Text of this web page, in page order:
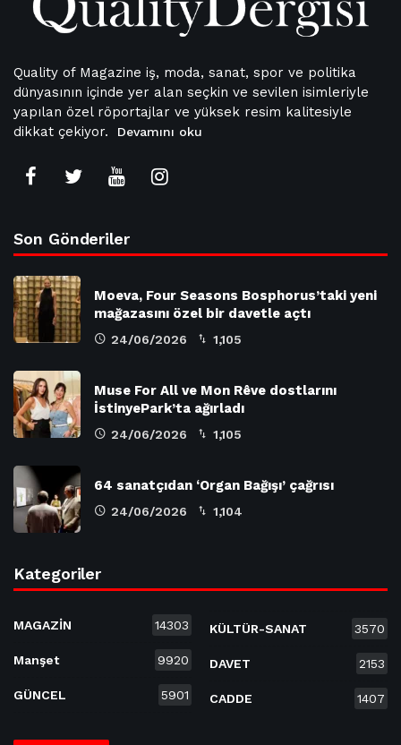
Quality of Magazine iş, moda, sanat, spor ve politika
dünyasının içinde yer alan seçkin ve sevilen isimleriyle
yapılan özel röportajlar ve yüksek resim kalitesiyle
dikkat çekiyor.
Devamını oku
Son Gönderiler
Moeva, Four Seasons Bosphorus’taki yeni
mağazasını özel bir davetle açtı
24/06/2026 1,105
Muse For All ve Mon Rêve dostlarını
İstinyePark’ta ağırladı
24/06/2026 1,105
64 sanatçıdan ‘Organ Bağışı’ çağrısı
24/06/2026 1,104
Kategoriler
MAGAZİN 14303
Manşet 9920
GÜNCEL 5901
KÜLTÜR-SANAT 3570
DAVET 2153
CADDE 1407